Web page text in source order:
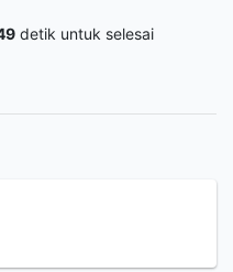
detik untuk selesai